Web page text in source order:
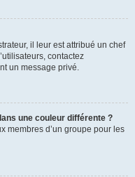
il leur est attribué un chef
contactez
un message privé.
une couleur différente ?
membres d’un groupe pour les